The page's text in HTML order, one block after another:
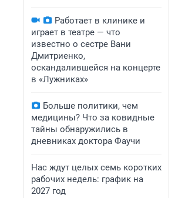
Работает в клинике и
играет в театре — что
известно о сестре Вани
Дмитриенко,
оскандалившейся на концерте
в «Лужниках»
Больше политики, чем
медицины? Что за ковидные
тайны обнаружились в
дневниках доктора Фаучи
Нас ждут целых семь коротких
рабочих недель: график на
2027 год